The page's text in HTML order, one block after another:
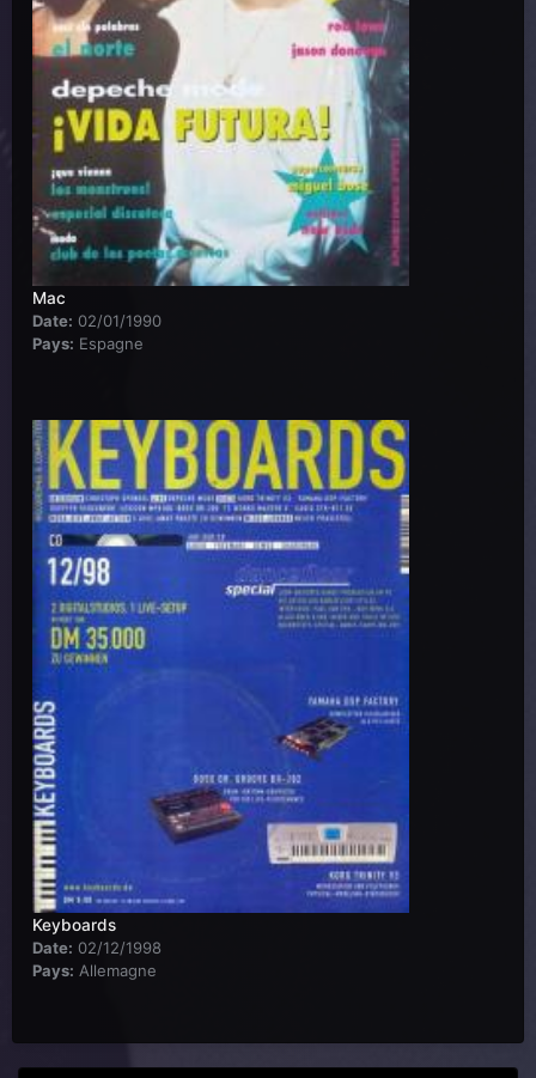
Mac
Date: 02/01/1990
Pays: Espagne
Keyboards
Date: 02/12/1998
Pays: Allemagne